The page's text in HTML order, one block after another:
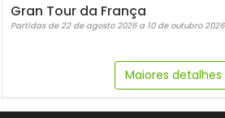
Gran Tour da França
Partidas de 22 de agosto 2026 a 10 de outubro 2026
Maiores detalhes